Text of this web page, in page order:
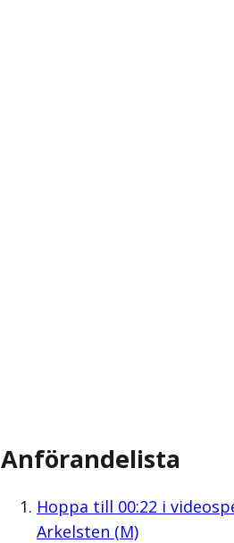
Anförandelista
Hoppa till 00:22 i
Arkelsten (M)